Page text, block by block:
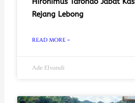
Rejang Lebong
READ MORE »
Ade Elvandi